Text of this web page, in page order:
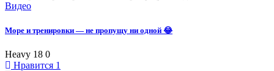
Видео
Море и тренировки — не пропущу ни одной 😂
Heavy 18 0
Нравится 1